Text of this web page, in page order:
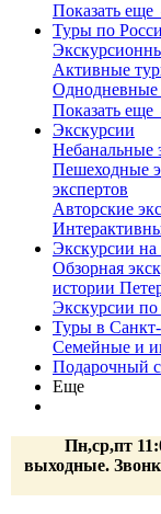
Показать еще
Туры по
Активные
Однодневные
Показать еще
Экскурсии
Небанальные
Пешеходные
экспертов
Авторские
Экскурсии на
Обзорная
истории
Экскурсии
Туры в
Семейные и
Подарочный
Еще
Пн,ср,пт
выходные.